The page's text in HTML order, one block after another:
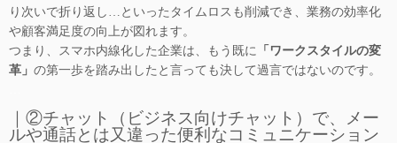
り次いで折り返し…といったタイムロスも削減でき、業務の効率化
や顧客満足度の向上が図れます。
つまり、スマホ内線化した企業は、もう既に 「ワークスタイルの変
革」 の第一歩を踏み出したと言っても決して過言ではないのです。
｜②チャット（ビジネス向けチャット）で、メー
ルや通話とは又違った便利なコミュニケーション